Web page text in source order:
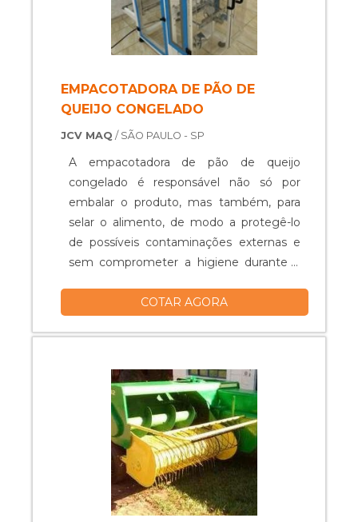
EMPACOTADORA DE PÃO DE
QUEIJO CONGELADO
JCV MAQ / SÃO PAULO - SP
A empacotadora de pão de queijo
congelado é responsável não só por
embalar o produto, mas também, para
selar o alimento, de modo a protegê-lo
de possíveis contaminações externas e
sem comprometer a higiene durante a
material A empacotador, assim como as
alimentício, são referência no segmento
produtiva, aliada com a versatilidade e
COTAR AGORA